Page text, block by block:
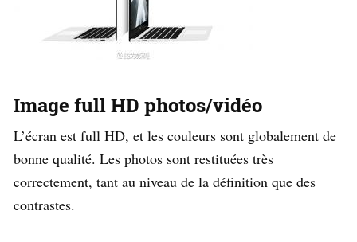
Image full HD photos/vidéo
L’écran est full HD, et les couleurs sont globalement de
bonne qualité. Les photos sont restituées très
correctement, tant au niveau de la définition que des
contrastes.